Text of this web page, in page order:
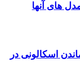
های آنها
اسکالونی در